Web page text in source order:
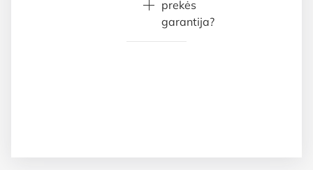
prekės
garantija?